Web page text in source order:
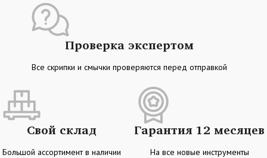
Проверка экспертом
Все скрипки и смычки проверяются перед отправкой
Свой склад
Большой ассортимент в наличии
Гарантия 12 месяцев
На все новые инструменты